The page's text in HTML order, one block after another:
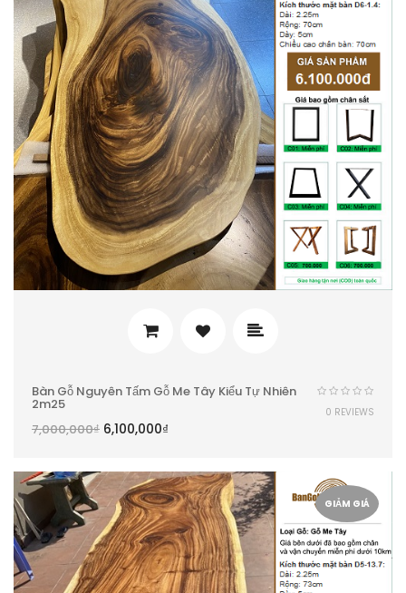
Bàn Gỗ Nguyên Tấm Gỗ Me Tây Kiểu Tự Nhiên
2m25
7,000,000₫ 6,100,000₫
0 REVIEWS
GIẢM GIÁ